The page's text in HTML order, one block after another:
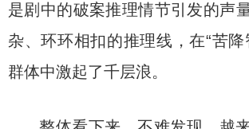
是剧中的破案推理情节引发的声
杂、环环相扣的推理线，在“苦降
群体中激起了千层浪。